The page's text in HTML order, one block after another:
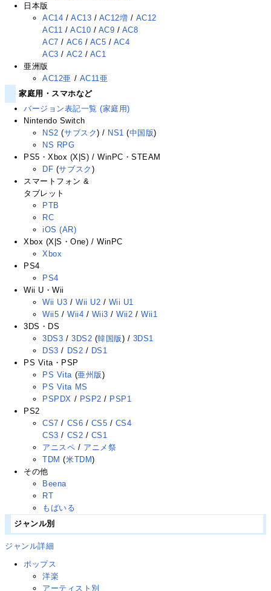
日本版
AC14 /AC13 / AC12増 / AC12
AC11 /AC10 / AC9 / AC8
AC7 / AC6 / AC5 / AC4
AC3 / AC2 / AC1
亜洲版
AC12亜 / AC11亜
家庭用・スマホなど
バージョン表記一覧 (家庭用)
Nintendo Switch
NS2 (サブスク) / NS1 (中国版)
NS RPG
PS5・Xbox (X|S) / WinPC・STEAM
DF (サブスク )
スマートフォン &
タブレット
PTB
RC
iOS (AR)
Xbox (X|S・One) / WinPC
Xbox
PS4
PS4
Wii U・Wii
Wii U3 /Wii U2 / Wii U1
Wii5 /Wii4 / Wii3 /Wii2 / Wii1
3DS・DS
3DS3 /3DS2 (韓国版) / 3DS1
DS3 / DS2 / DS1
PS Vita・PSP
PS Vita (亜州版)
PS Vita MS
PSPDX / PSP2 / PSP1
PS2
CS7 / CS6 / CS5 / CS4
CS3 / CS2 / CS1
アニスペ / アニメ祭
TDM (米TDM)
その他
Beena
RT
もばいる
ジャンル別
ジャンル詳細
ポップス
洋楽
アーティスト別